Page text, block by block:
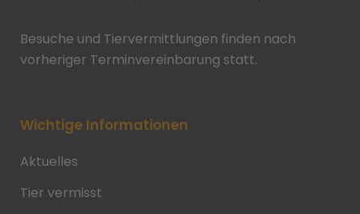
Besuche und Tiervermittlungen finden nach
vorheriger Terminvereinbarung statt.
Wichtige Informationen
Aktuelles
Tier vermisst